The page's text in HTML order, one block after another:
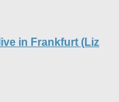
in Frankfurt (Liz